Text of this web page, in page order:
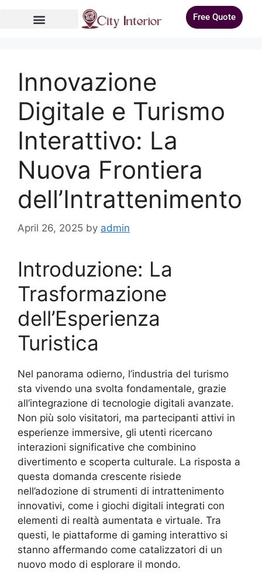
Free Quote
Innovazione
Digitale e Turismo
Interattivo: La
Nuova Frontiera
dell’Intrattenimento
April 26, 2025 by admin
Introduzione: La
Trasformazione
dell’Esperienza
Turistica
Nel panorama odierno, l’industria del turismo
sta vivendo una svolta fondamentale, grazie
all’integrazione di tecnologie digitali avanzate.
Non più solo visitatori, ma partecipanti attivi in
esperienze immersive, gli utenti ricercano
interazioni significative che combinino
divertimento e scoperta culturale. La risposta a
questa domanda crescente risiede
nell’adozione di strumenti di intrattenimento
innovativi, come i giochi digitali integrati con
elementi di realtà aumentata e virtuale. Tra
questi, le piattaforme di gaming interattivo si
stanno affermando come catalizzatori di un
nuovo modo di esplorare il mondo.